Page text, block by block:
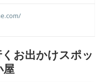
お出かけスポッ
屋